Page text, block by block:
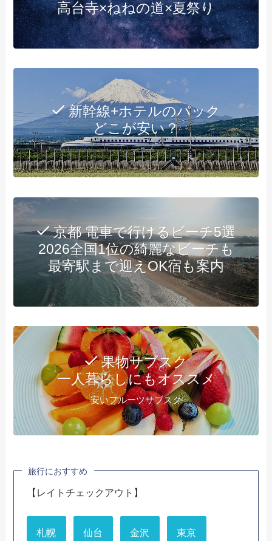
高台寺×ねねの道×夏祭り
新幹線+ホテルのパック
どこが安い？
京都 電車で行けるビーチ5選
2026全国1位の綺麗なビーチも
最寄駅まで迎えOK宿も案内
果物サブスク
一人暮らしにもオススメ
安いフルーツサブスク
旅行におすすめ
【レイトチェックアウト】
札幌 仙台 金沢 東京